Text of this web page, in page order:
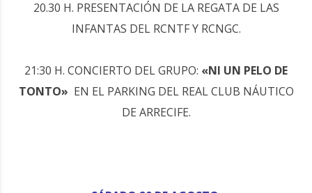
20.30 H. PRESENTACIÓN DE LA REGATA DE LAS
INFANTAS DEL RCNTF Y RCNGC.
21:30 H. CONCIERTO DEL GRUPO: «NI UN PELO DE
TONTO» EN EL PARKING DEL REAL CLUB NÁUTICO
DE ARRECIFE.